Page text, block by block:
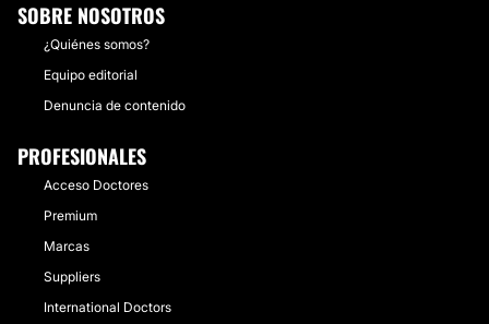
SOBRE NOSOTROS
¿Quiénes somos?
Equipo editorial
Denuncia de contenido
PROFESIONALES
Acceso Doctores
Premium
Marcas
Suppliers
International Doctors